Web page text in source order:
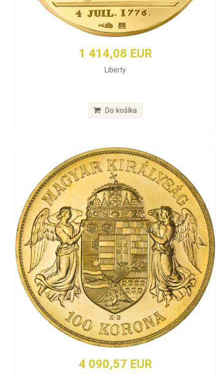
1 414,08 EUR
Liberty
Do košíka
4 090,57 EUR